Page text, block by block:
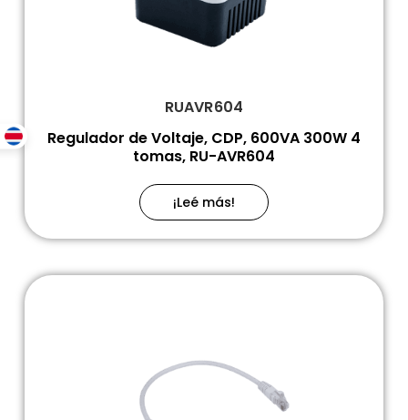
RUAVR604
Regulador de Voltaje, CDP, 600VA 300W 4
tomas, RU-AVR604
¡Leé más!